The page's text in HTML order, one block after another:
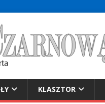
KLASZTOR